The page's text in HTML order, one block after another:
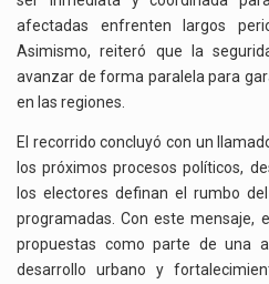
afectadas enfrenten largos
Asimismo, reiteró que la
avanzar de forma paralela para
en las regiones.
El recorrido concluyó con un
los próximos procesos políticos,
los electores definan el rumbo
programadas. Con este mensaje,
propuestas como parte de una
desarrollo urbano y